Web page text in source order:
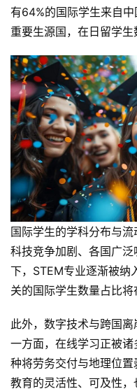
有64%的国际学生来自
重要生源国，在日留学生
国际学生的学科分布与
科技竞争加剧、各国广
下，STEM专业逐渐被纳
关的国际学生数量占比将
此外，数字技术与跨国离
一方面，在线学习正被
种将劳务交付与地理位
教育的灵活性、可及性